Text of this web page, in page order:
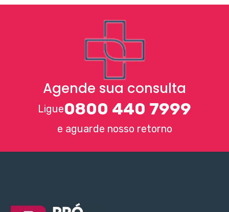
Agende sua consulta
Ligue0800 440 7999
e aguarde nosso retorno